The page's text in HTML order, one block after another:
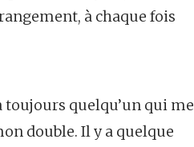
à chaque fois
toujours quelqu’un qui me
double. Il y a quelque